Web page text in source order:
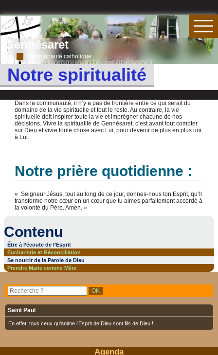
Gennésaret
communauté catholique
Notre spiritualité
Dans la communauté, il n’y a pas de frontière entre ce qui serait du
domaine de la vie spirituelle et tout le reste. Au contraire, la vie
spirituelle doit inspirer toute la vie et imprégner chacune de nos
décisions. Vivre la spiritualité de Gennésaret, c’est avant tout compter
sur Dieu et vivre toute chose avec Lui, pour devenir de plus en plus uni
à Lui.
Notre prière quotidienne :
Seigneur Jésus, tout au long de ce jour, donnes-nous ton Esprit, qu’Il
transforme notre cœur en un cœur que tu aimes parfaitement accordé à
la volonté du Père. Amen.
Contenu
Être à l’écoute de l’Esprit
Eucharistie et Réconciliation
Se nourrir de la Parole de Dieu
Prendre Marie comme Mère
Saint Paul
En effet, tous ceux qu’anime l’Esprit de Dieu sont fils de Dieu !
Agenda